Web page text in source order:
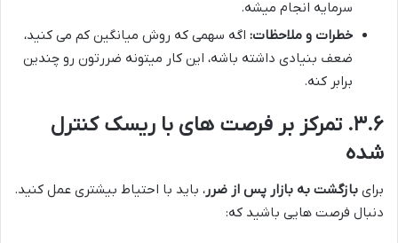
سرمایه انجام میشه.
خطرات و ملاحظات: اگه سهمی که روش میانگین کم می کنید،
ضعف بنیادی داشته باشه، این کار میتونه ضررتون رو چندین
برابر کنه.
۳.۶. تمرکز بر فرصت های با ریسک کنترل
شده
برای بازگشت به بازار پس از ضرر، باید با احتیاط بیشتری عمل کنید.
دنبال فرصت هایی باشید که: